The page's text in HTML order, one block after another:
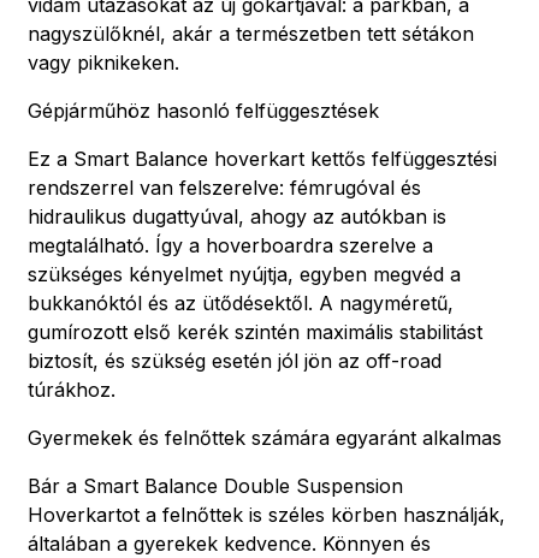
nagyszülőknél, akár a természetben tett sétákon
vagy piknikeken.
Gépjárműhöz hasonló felfüggesztések
Ez a Smart Balance hoverkart kettős felfüggesztési
rendszerrel van felszerelve: fémrugóval és
hidraulikus dugattyúval, ahogy az autókban is
megtalálható. Így a hoverboardra szerelve a
szükséges kényelmet nyújtja, egyben megvéd a
bukkanóktól és az ütődésektől. A nagyméretű,
gumírozott első kerék szintén maximális stabilitást
biztosít, és szükség esetén jól jön az off-road
túrákhoz.
Gyermekek és felnőttek számára egyaránt alkalmas
Bár a Smart Balance Double Suspension
Hoverkartot a felnőttek is széles körben használják,
általában a gyerekek kedvence. Könnyen és